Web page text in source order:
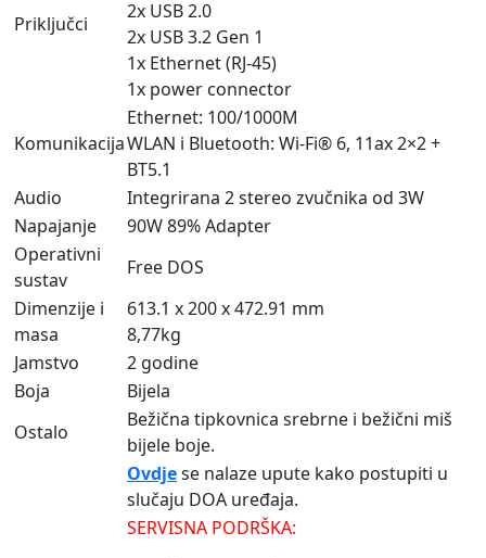
Priključci
2x USB 2.0
2x USB 3.2 Gen 1
1x Ethernet (RJ-45)
1x power connector
Komunikacija
Ethernet: 100/1000M
WLAN i Bluetooth: Wi-Fi® 6, 11ax 2×2 +
BT5.1
Audio
Integrirana 2 stereo zvučnika od 3W
Napajanje
90W 89% Adapter
Operativni
sustav
Free DOS
Dimenzije i
masa
613.1 x 200 x 472.91 mm
8,77kg
Jamstvo
2 godine
Boja
Bijela
Ostalo
Bežična tipkovnica srebrne i bežični miš
bijele boje.
Ovdjese nalaze upute kako postupiti u
slučaju DOA uređaja.
SERVISNA PODRŠKA: